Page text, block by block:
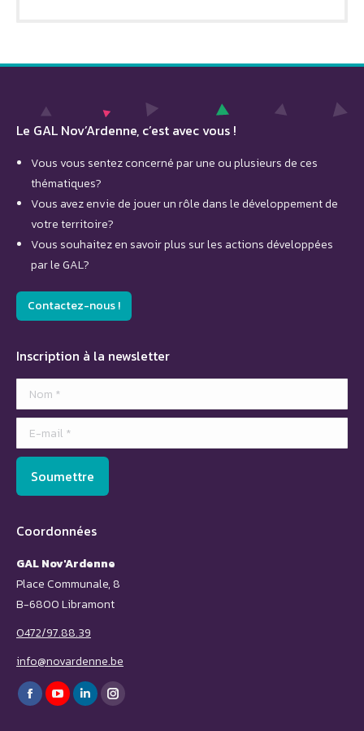
Le GAL Nov’Ardenne, c’est avec vous !
Vous vous sentez concerné par une ou plusieurs de ces
thématiques?
Vous avez envie de jouer un rôle dans le développement de
votre territoire?
Vous souhaitez en savoir plus sur les actions développées
par le GAL?
Contactez-nous !
Inscription à la newsletter
Nom *
E-mail *
Soumettre
Coordonnées
GAL Nov'Ardenne
Place Communale, 8
B-6800 Libramont
0472/97.88.39
info@novardenne.be
Trouvez nous sur :
Facebook
YouTubeLinkedInInstagram